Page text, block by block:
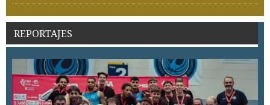
REPORTAJES